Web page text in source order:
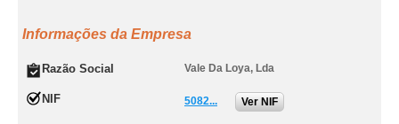
Informações da Empresa
Razão Social Vale Da Loya, Lda
NIF 5082... Ver NIF